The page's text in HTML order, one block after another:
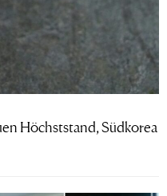
Höchststand, Südkorea